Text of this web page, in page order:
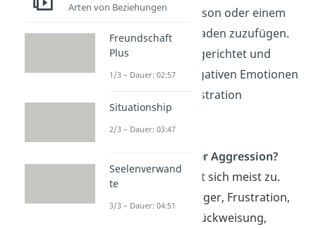
abzielt, einer Person oder einem
Gegenstand Schaden zuzufügen.
Es ist immer zielgerichtet und
meistens mit negativen Emotionen
wie Wut und Frustration
verbunden.
Was steckt hinter Aggression?
Aggression spitzt sich meist zu.
Ereignisse wie Ärger, Frustration,
Beleidigung, Zurückweisung,
Arten von Beziehungen
Freundschaft
Plus
1/3 – Dauer: 02:57
Situationship
2/3 – Dauer: 03:47
Seelenverwand
te
3/3 – Dauer: 04:51